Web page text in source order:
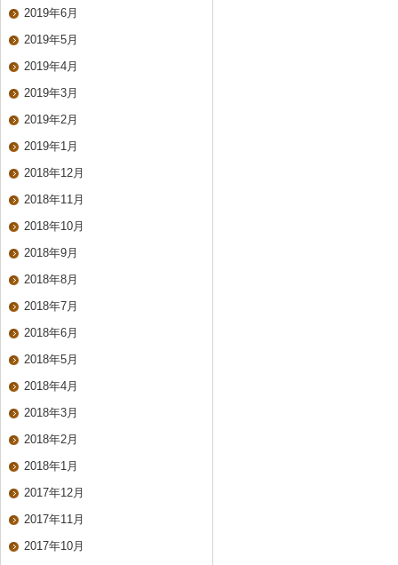
2019年6月
2019年5月
2019年4月
2019年3月
2019年2月
2019年1月
2018年12月
2018年11月
2018年10月
2018年9月
2018年8月
2018年7月
2018年6月
2018年5月
2018年4月
2018年3月
2018年2月
2018年1月
2017年12月
2017年11月
2017年10月